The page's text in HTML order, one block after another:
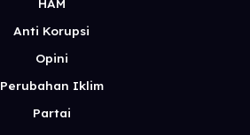
HAM
Anti Korupsi
Opini
Perubahan Iklim
Partai